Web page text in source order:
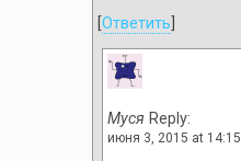
Ответить
Муся Reply:
июня 3, 2015 at 14:15